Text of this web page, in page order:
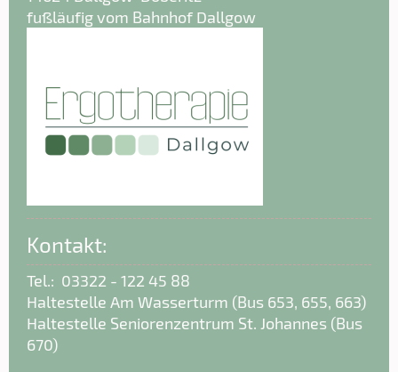
fußläufig vom Bahnhof Dallgow
Kontakt:
Tel.: 03322 - 122 45 88
Haltestelle Am Wasserturm (Bus 653, 655, 663)
Haltestelle Seniorenzentrum St. Johannes (Bus
670)